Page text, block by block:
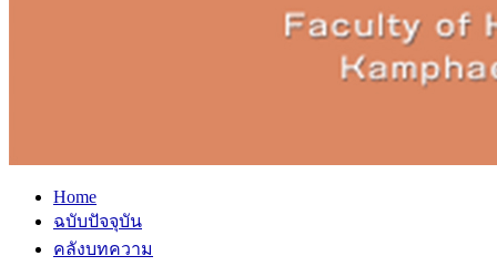
Home
ฉบับปัจจุบัน
คลังบทความ